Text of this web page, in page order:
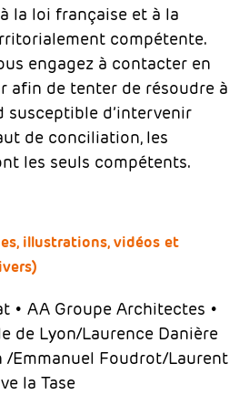
la loi française et à la
compétente.
engagez à contacter en
afin de tenter de résoudre à
susceptible d’intervenir
de conciliation, les
les seuls compétents.
illustrations, vidéos et
• AA Groupe Architectes •
de Lyon/Laurence Danière
/Emmanuel Foudrot/Laurent
la Tase